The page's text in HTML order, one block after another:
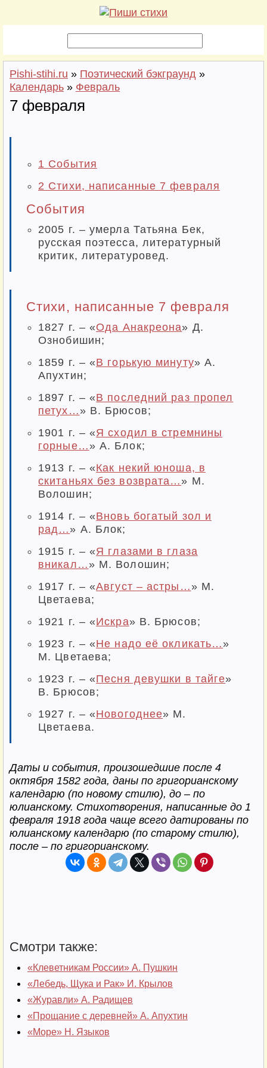
Pishi-stihi.ru » Поэтический бэкграунд »
Календарь » Февраль
7 февраля
1 События
2 Стихи, написанные 7 февраля
События
2005 г. – умерла Татьяна Бек,
русская поэтесса, литературный
критик, литературовед.
Стихи, написанные 7 февраля
1827 г. – «Ода Анакреона» Д.
Ознобишин;
1859 г. – «В горькую минуту» А.
Апухтин;
1897 г. – «В последний раз пропел
петух… » В. Брюсов;
1901 г. – «Я сходил в стремнины
горные… » А. Блок;
1913 г. – «Как некий юноша, в
скитаньях без возврата… » М.
Волошин;
1914 г. – «Вновь богатый зол и
рад… » А. Блок;
1915 г. – «Я глазами в глаза
вникал… » М. Волошин;
1917 г. – «Август – астры… » М.
Цветаева;
1921 г. – «Искра» В. Брюсов;
1923 г. – «Не надо её окликать… »
М. Цветаева;
1923 г. – «Песня девушки в тайге»
В. Брюсов;
1927 г. – «Новогоднее» М.
Цветаева.
Даты и события, произошедшие после 4
октября 1582 года, даны по григорианскому
календарю (по новому стилю), до – по
юлианскому. Стихотворения, написанные до 1
февраля 1918 года чаще всего датированы по
юлианскому календарю (по старому стилю),
после – по григорианскому.
Смотри также:
«Клеветникам России» А. Пушкин
«Лебедь, Щука и Рак» И. Крылов
«Журавли» А. Радищев
«Прощание с деревней» А. Апухтин
«Море» Н. Языков